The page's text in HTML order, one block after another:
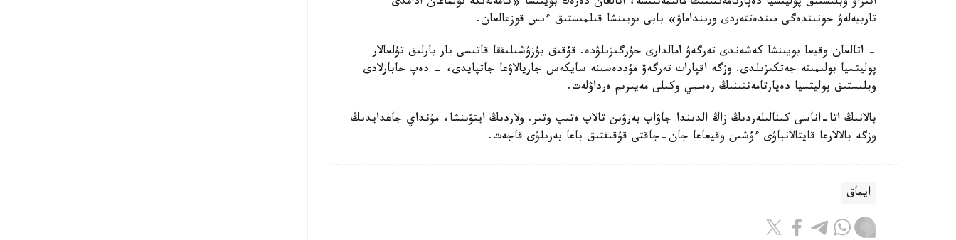
تاربيەلەۋ جونىندەگى مىندەتتەردى ورىنداماۋ» بابى بويىنشا قىلمىستىق ءىس قوزعالعان.
- اتالعان وقيعا بويىنشا كەشەندى تەرگەۋ امالدارى جۇرگىزىلۋدە. قۇقىق بۇزۋشىلىققا قاتىسى بار بارلىق تۇلعالار
پوليتسيا بولىمىنە جەتكىزىلدى. وزگە اقپارات تەرگەۋ مۇددەسىنە سايكەس جاريالاۋعا جاتپايدى، - دەپ حابارلادى
وبلىستىق پوليتسيا دەپارتامەنتىنىڭ رەسمي وكىلى مەيىرىم ەرداۋلەت.
بالانىڭ اتا-اناسى كىنالىلەردىڭ زاڭ الدىندا جاۋاپ بەرۋىن تالاپ ەتىپ وتىر. ولاردىڭ ايتۋىنشا، مۇنداي جاعدايدىڭ
وزگە بالالارعا قايتالانباۋى ءۇشىن وقيعاعا جان-جاقتى قۇقىقتىق باعا بەرىلۋى قاجەت.
ايماق